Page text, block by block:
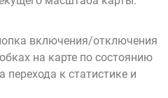
включения/отключения
на карте по состоянию
к статистике и